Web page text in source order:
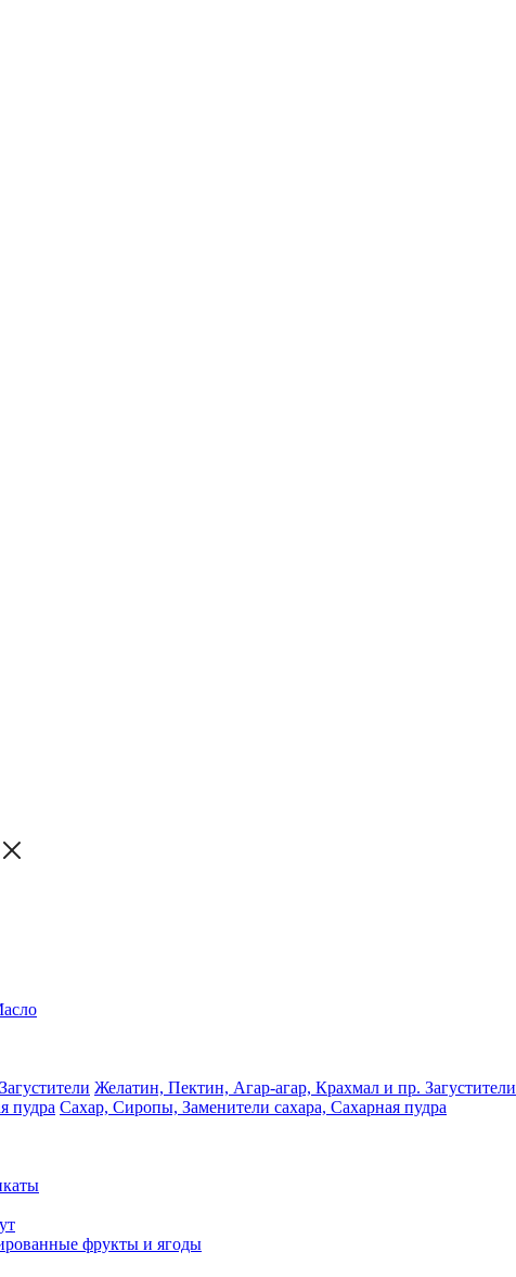
Желатин, Пектин, Агар-агар, Крахмал и пр. Загустители
Сахар, Сиропы, Заменители сахара, Сахарная пудра
фрукты и ягоды